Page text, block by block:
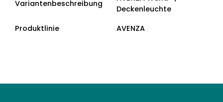
Variantenbeschreibung
Deckenleuchte
Produktlinie
AVENZA